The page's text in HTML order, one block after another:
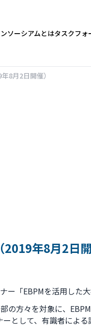
ソーシアムとはタスクフォ
8月2日開催）
年8月2日開
「EBPMを活用した大
の方々を対象に、
として、有識者によ